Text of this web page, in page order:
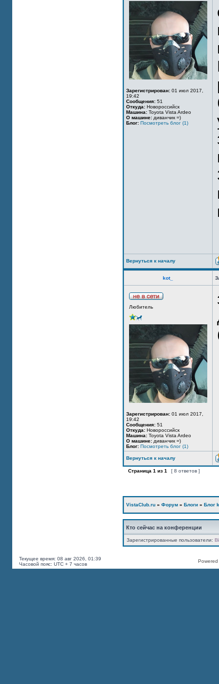
Зарегистрирован: 01 июл 2017,
19:42
Сообщения: 51
Откуда: Новороссийск
Машина: Toyota Vista Ardeo
О машине: диванчик =)
Блог: Посмотреть блог (1)
Вернуться к началу
kot_
Любитель
Зарегистрирован: 01 июл 2017,
19:42
Сообщения: 51
Откуда: Новороссийск
Машина: Toyota Vista Ardeo
О машине: диванчик =)
Блог: Посмотреть блог (1)
Вернуться к началу
Страница 1 из 1 [ 8 ответов ]
VistaClub.ru » Форум » Блоги » Блог
Кто сейчас на конференции
Зарегистрированные пользователи:
Текущее время: 08 авг 2026, 01:39
Часовой пояс: UTC + 7 часов